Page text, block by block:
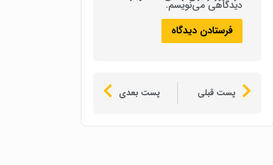
دیدگاهی می‌نویسم.
پست قبلی پست بعدی